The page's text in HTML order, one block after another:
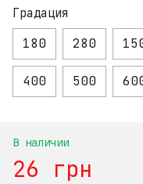
Градация
180 280
400 500
В наличии
26 грн